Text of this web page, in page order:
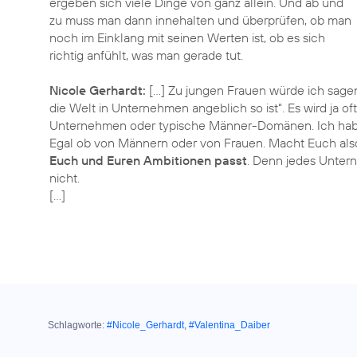
zu muss man dann innehalten und überprüfen, ob man
noch im Einklang mit seinen Werten ist, ob es sich
richtig anfühlt, was man gerade tut.
Nicole Gerhardt: […] Zu jungen Frauen würde ich
die Welt in Unternehmen angeblich so ist“. Es wird ja
Unternehmen oder typische Männer-Domänen. Ich
Egal ob von Männern oder von Frauen. Macht Euch
Euch und Euren Ambitionen passt. Denn jedes
nicht.
[…]
Schlagworte: #Nicole_Gerhardt, #Valentina_Daiber